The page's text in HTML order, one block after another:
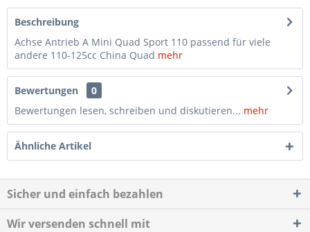
Beschreibung
Achse Antrieb A Mini Quad Sport 110 passend für viele
andere 110-125cc China Quad mehr
Bewertungen
0
Bewertungen lesen, schreiben und diskutieren... mehr
Ähnliche Artikel
Sicher und einfach bezahlen
Wir versenden schnell mit